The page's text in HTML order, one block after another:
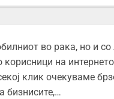
во рака, но и
корисници на
клик очекуваме
бизнисите,…